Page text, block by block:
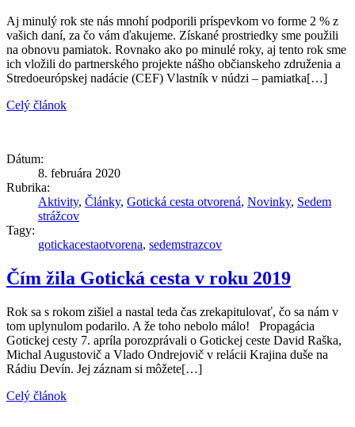
Aj minulý rok ste nás mnohí podporili príspevkom vo forme 2 % z
vašich daní, za čo vám ďakujeme. Získané prostriedky sme použili
na obnovu pamiatok. Rovnako ako po minulé roky, aj tento rok sme
ich vložili do partnerského projekte nášho občianskeho združenia a
Stredoeurópskej nadácie (CEF) Vlastník v núdzi – pamiatka[…]
Celý článok
Dátum:
8. februára 2020
Rubrika:
Aktivity, Články, Gotická cesta otvorená, Novinky, Sedem
strážcov
Tagy:
gotickacestaotvorena, sedemstrazcov
Čím žila Gotická cesta v roku 2019
Rok sa s rokom zišiel a nastal teda čas zrekapitulovať, čo sa nám v
tom uplynulom podarilo. A že toho nebolo málo! Propagácia
Gotickej cesty 7. apríla porozprávali o Gotickej ceste David Raška,
Michal Augustovič a Vlado Ondrejovič v relácii Krajina duše na
Rádiu Devín. Jej záznam si môžete[…]
Celý článok